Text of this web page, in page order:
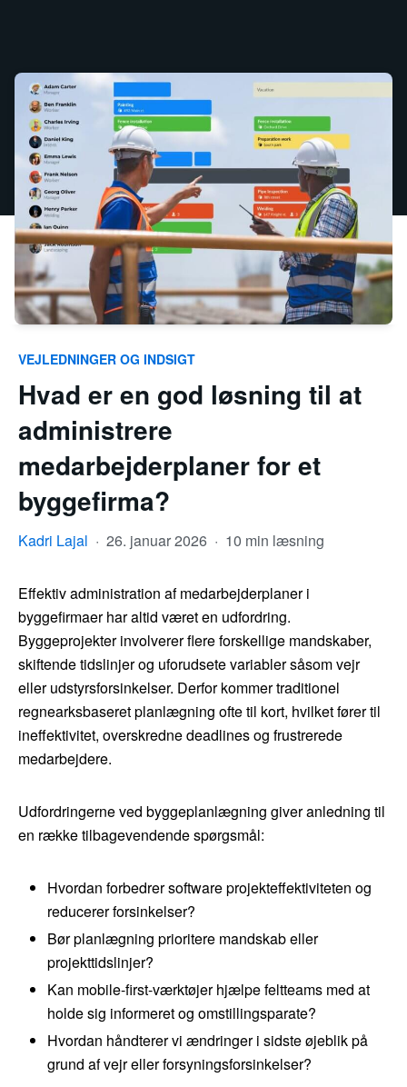
VEJLEDNINGER OG INDSIGT
Hvad er en god løsning til at
administrere
medarbejderplaner for et
byggefirma?
Kadri Lajal · 26. januar 2026 · 10 min læsning
Effektiv administration af medarbejderplaner i
byggefirmaer har altid været en udfordring.
Byggeprojekter involverer flere forskellige mandskaber,
skiftende tidslinjer og uforudsete variabler såsom vejr
eller udstyrsforsinkelser. Derfor kommer traditionel
regnearksbaseret planlægning ofte til kort, hvilket fører til
ineffektivitet, overskredne deadlines og frustrerede
medarbejdere.
Udfordringerne ved byggeplanlægning giver anledning til
en række tilbagevendende spørgsmål:
Hvordan forbedrer software projekteffektiviteten og
reducerer forsinkelser?
Bør planlægning prioritere mandskab eller
projekttidslinjer?
Kan mobile-first-værktøjer hjælpe feltteams med at
holde sig informeret og omstillingsparate?
Hvordan håndterer vi ændringer i sidste øjeblik på
grund af vejr eller forsyningsforsinkelser?